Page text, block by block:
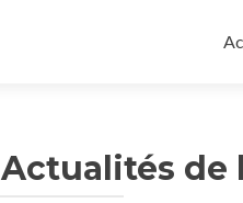
au
Actualités de